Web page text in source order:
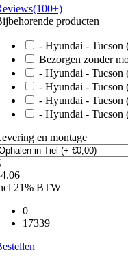
producten
- Hyundai - Tucson
Bezorgen zonder
- Hyundai - Tucson
- Hyundai - Tucson
- Hyundai - Tucson
- Hyundai - Tucson
en montage
21% BTW
0
17339